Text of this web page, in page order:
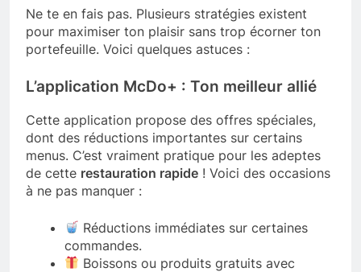
Ne te en fais pas. Plusieurs stratégies existent
pour maximiser ton plaisir sans trop écorner ton
portefeuille. Voici quelques astuces :
L’application McDo+ : Ton meilleur allié
Cette application propose des offres spéciales,
dont des réductions importantes sur certains
menus. C’est vraiment pratique pour les adeptes
de cette restauration rapide ! Voici des occasions
à ne pas manquer :
Réductions immédiates sur certaines
commandes.
Boissons ou produits gratuits avec